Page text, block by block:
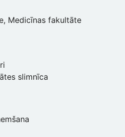
Medicīnas fakultāte
slimnīca